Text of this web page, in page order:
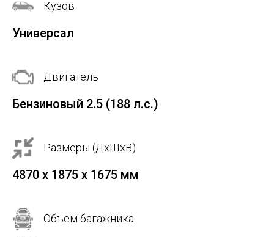
Кузов
Универсал
Двигатель
Бензиновый 2.5 (188 л.с.)
Размеры (ДхШхВ)
4870 х 1875 х 1675 мм
Объем багажника